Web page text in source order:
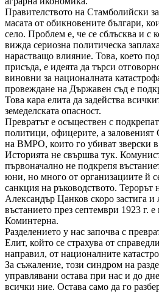
Правителството на Стамболийски
масата от обикновените българи,
село. Проблем е, че се сблъсква и с
вижда сериозна политическа
нарастващо влияние. Това, което
присъда, е идеята да търси
виновни за националната
провеждане на Държавен съд е
Това кара елита да задейства
земеделската опасност.
Превратът е осъществен с
политици, офицерите, а
на ВМРО, които го убиват зверски
Историята не свършва тук.
първоначално не подкрепя
юни, но много от организациите й
санкция на ръководството. Терорът
Александър Цанков скоро застига и
въстанието през септември 1923 г. е
Коминтерна.
Разделението у нас започва с
Елит, който се страхува от
направил, от националните
За съжаление, този синдром на
управлявани остава при нас и до
всички ние. Остава само да го